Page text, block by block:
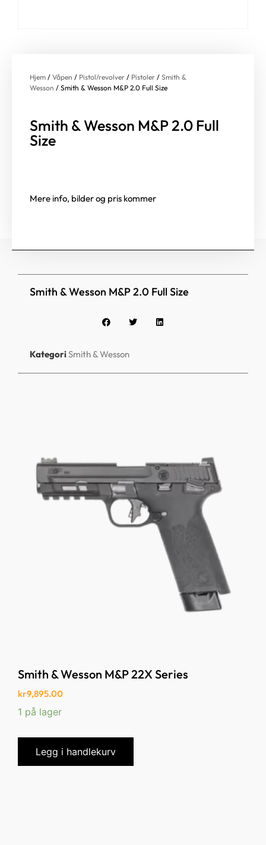
Hjem / Våpen / Pistol/revolver / Pistoler / Smith &
Wesson / Smith & Wesson M&P 2.0 Full Size
Smith & Wesson M&P 2.0 Full
Size
Mere info, bilder og pris kommer
Smith & Wesson M&P 2.0 Full Size
KategoriSmith & Wesson
Smith & Wesson M&P 22X Series
kr9,895.00
1 på lager
Legg i handlekurv